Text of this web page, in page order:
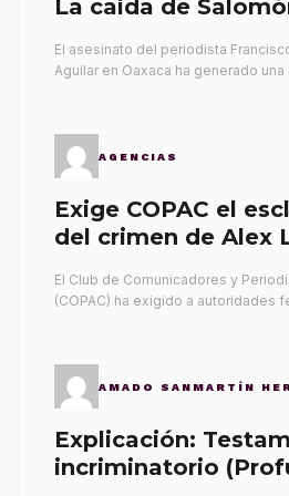
La caída de
El asesinato del periodista
Aguilar en Oaxaca ha generado
AGENCIAS
Exige COPAC el
del crimen de Alex
El Club de Comunicadores y
(COPAC) ha exigido a autoridades
AMADO SANMARTÍN
Explicación:
incriminatorio